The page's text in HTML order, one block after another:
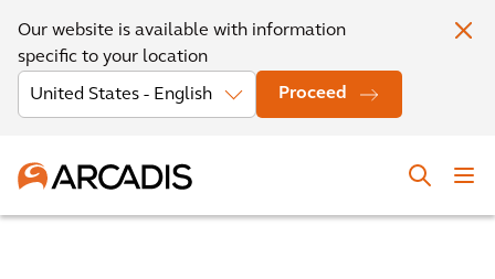
Our website is available with information
specific to your location
Proceed